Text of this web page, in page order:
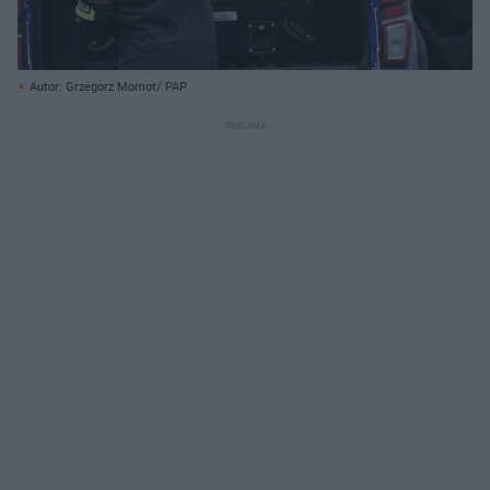
Autor: Grzegorz Momot/ PAP